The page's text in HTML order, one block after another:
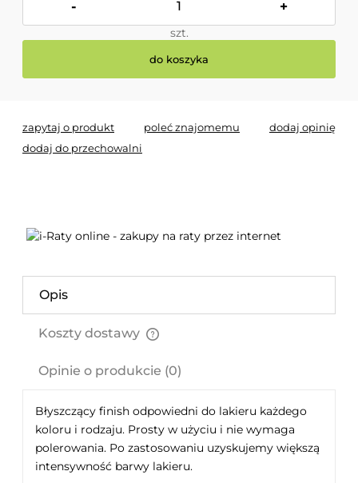
- +
szt.
do koszyka
zapytaj o produkt poleć znajomemu
dodaj opinię
dodaj do przechowalni
Opis
Koszty dostawy
Opinie o produkcie (0)
Błyszczący finish odpowiedni do lakieru każdego
koloru i rodzaju. Prosty w użyciu i nie wymaga
polerowania. Po zastosowaniu uzyskujemy większą
intensywność barwy lakieru.